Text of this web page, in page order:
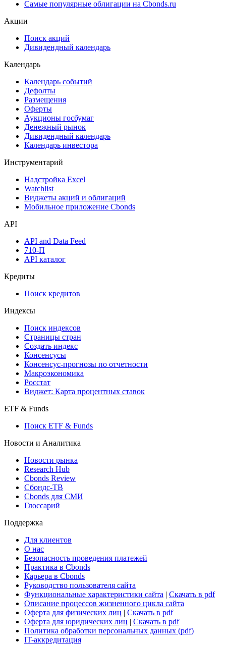
Самые популярные облигации на Cbonds.ru
Акции
Поиск акций
Дивидендный календарь
Календарь
Календарь событий
Дефолты
Размещения
Оферты
Аукционы госбумаг
Денежный рынок
Дивидендный календарь
Календарь инвестора
Инструментарий
Надстройка Excel
Watchlist
Виджеты акций и облигаций
Мобильное приложение Cbonds
API
API and Data Feed
710-П
API каталог
Кредиты
Поиск кредитов
Индексы
Поиск индексов
Страницы стран
Создать индекс
Консенсусы
Консенсус-прогнозы по отчетности
Макроэкономика
Росстат
Виджет: Карта процентных ставок
ETF & Funds
Поиск ETF & Funds
Новости и Аналитика
Новости рынка
Research Hub
Cbonds Review
Сбондс-ТВ
Cbonds для СМИ
Глоссарий
Поддержка
Для клиентов
О нас
Безопасность проведения платежей
Практика в Cbonds
Карьера в Cbonds
Руководство пользователя сайта
Функциональные характеристики сайта | Скачать в pdf
Описание процессов жизненного цикла сайта
Оферта для физических лиц | Скачать в pdf
Оферта для юридических лиц | Скачать в pdf
Политика обработки персональных данных (pdf)
IT-аккредитация